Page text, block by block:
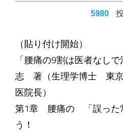
5980
（貼り付け開始）
「腰痛の9割は医者なし
志 著（生理学博士 東
医院長）
第1章 腰痛の 「誤った
う！